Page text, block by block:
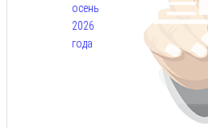
осень
2026
года